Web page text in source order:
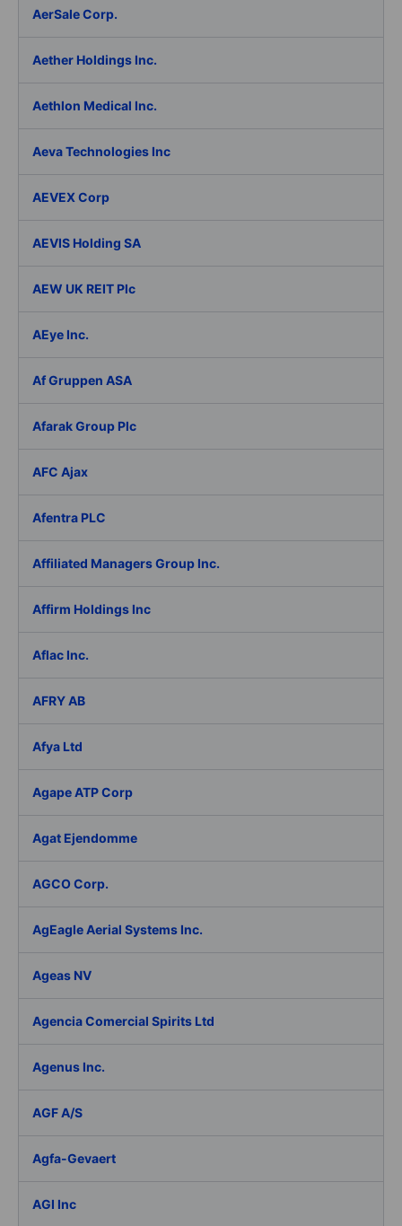
AerSale Corp.
Aether Holdings Inc.
Aethlon Medical Inc.
Aeva Technologies Inc
AEVEX Corp
AEVIS Holding SA
AEW UK REIT Plc
AEye Inc.
Af Gruppen ASA
Afarak Group Plc
AFC Ajax
Afentra PLC
Affiliated Managers Group Inc.
Affirm Holdings Inc
Aflac Inc.
AFRY AB
Afya Ltd
Agape ATP Corp
Agat Ejendomme
AGCO Corp.
AgEagle Aerial Systems Inc.
Ageas NV
Agencia Comercial Spirits Ltd
Agenus Inc.
AGF A/S
Agfa-Gevaert
AGI Inc